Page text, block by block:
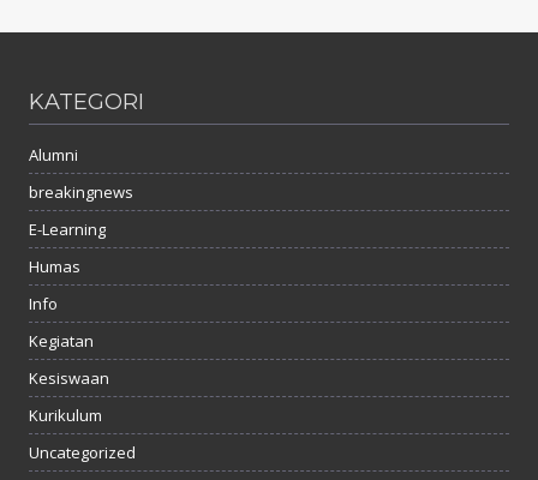
KATEGORI
Alumni
breakingnews
E-Learning
Humas
Info
Kegiatan
Kesiswaan
Kurikulum
Uncategorized